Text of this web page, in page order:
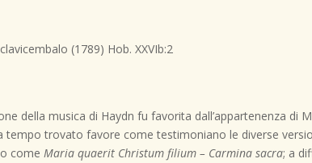
(1789) Hob. XXVIb:2
della musica di Haydn fu favorita dall’appartenenza di
tempo trovato favore come testimoniano le diverse
come Maria quaerit Christum filium – Carmina sacra; a